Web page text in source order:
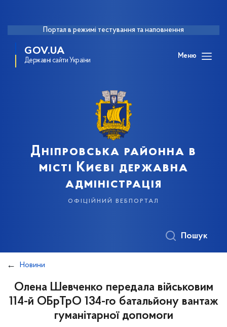
Портал в режимі тестування та наповнення
GOV.UA
Державні сайти України
Меню
Дніпровська районна в
місті Києві державна
адміністрація
офіційний вебпортал
Пошук
Новини
Олена Шевченко передала військовим
114-й ОБрТрО 134-го батальйону вантаж
гуманітарної допомоги